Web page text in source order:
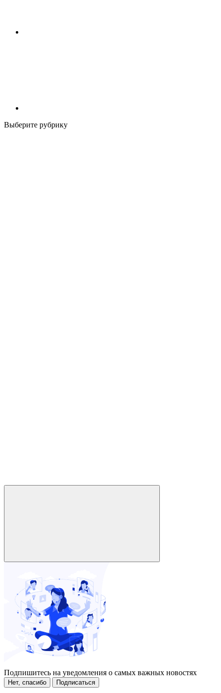
Выберите рубрику
Подпишитесь на уведомления о самых важных новостях
Нет, спасибо Подписаться